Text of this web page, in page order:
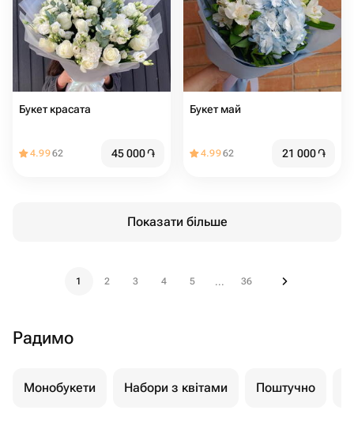
Букет красата
4.9962 45 000֏
Букет май
4.9962 21 000֏
Показати більше
1 2 3 4 5 ... 36
Радимо
Монобукети Набори з квітами Поштучно